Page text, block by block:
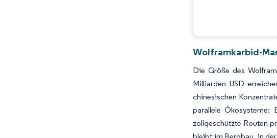
Wolframkarbid-
Die Größe des
Milliarden USD
chinesischen
parallele Ökosysteme:
zollgeschützte Routen